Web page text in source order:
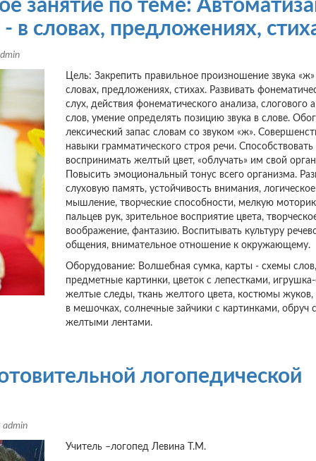
занятие по теме:
в словах, предложениях,
Цель: Закрепить правильное произношение звука «ж»
словах, предложениях, стихах. Развивать
слух, действия фонематического анализа, слогового
слов, умение определять позицию звука в слове.
лексический запас словам со звуком «ж».
навыки грамматического строя речи.
воспринимать желтый цвет, «облучать» им свой
Повысить эмоциональный тонус всего организма.
слуховую память, устойчивость внимания, логическое
мышление, творческие способности, мелкую
пальцев рук, зрительное восприятие цвета,
воображение, фантазию. Воспитывать культуру
общения, внимательное отношение к окружающему.
Оборудование: Волшебная сумка, карты - схемы слов,
предметные картинки, цветок с лепестками,
желтые следы, ткань желтого цвета, костюмы
в мешочках, солнечные зайчики с картинками, обруч с
желтыми лентами.
логопедической
admin
Учитель –логопед Левина Т.М.